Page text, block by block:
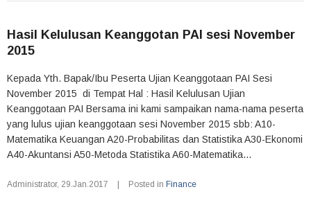
Hasil Kelulusan Keanggotan PAI sesi November
2015
Kepada Yth. Bapak/Ibu Peserta Ujian Keanggotaan PAI Sesi
November 2015 di Tempat Hal : Hasil Kelulusan Ujian
Keanggotaan PAI Bersama ini kami sampaikan nama-nama peserta
yang lulus ujian keanggotaan sesi November 2015 sbb: A10-
Matematika Keuangan A20-Probabilitas dan Statistika A30-Ekonomi
A40-Akuntansi A50-Metoda Statistika A60-Matematika...
Administrator, 29.Jan.2017 Posted in Finance